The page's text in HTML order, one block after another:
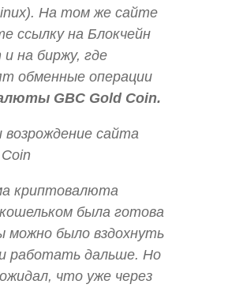
На том же сайте
ссылку на Блокчейн
и на биржу, где
обменные операции
GBC Gold Coin.
возрождение сайта
криптовалюта
была готова
можно было вздохнуть
работать дальше. Но
что уже через